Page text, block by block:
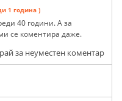
1 година )
40 години. А за
се коментира даже.
за неуместен коментар